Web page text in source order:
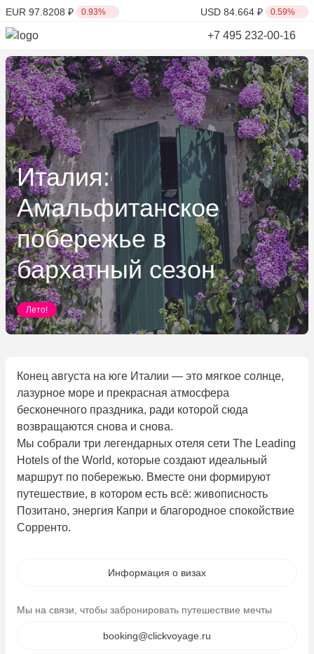
EUR 97.8208 ₽ 0.93% USD 84.664 ₽ 0.59%
+7 495 232-00-16
Италия:
Амальфитанское
побережье в
бархатный сезон
Лето!
Информация о визах
Мы на связи, чтобы забронировать путешествие мечты
booking@clickvoyage.ru
Конец августа на юге Италии — это мягкое солнце,
лазурное море и прекрасная атмосфера
бесконечного праздника, ради которой сюда
возвращаются снова и снова.
Мы собрали три легендарных отеля сети The Leading
Hotels of the World, которые создают идеальный
маршрут по побережью. Вместе они формируют
путешествие, в котором есть всё: живописность
Позитано, энергия Капри и благородное спокойствие
Сорренто.